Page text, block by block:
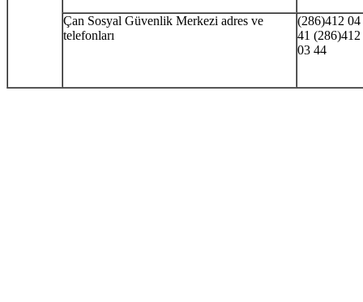
Çan Sosyal Güvenlik Merkezi adres ve
telefonları
(286)412 04
41 (286)412
03 44